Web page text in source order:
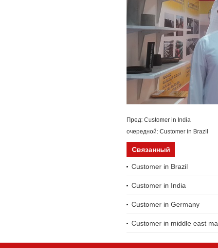
Пред: Customer in India
очередной: Customer in Brazil
Связанный
Customer in Brazil
Customer in India
Customer in Germany
Customer in middle east